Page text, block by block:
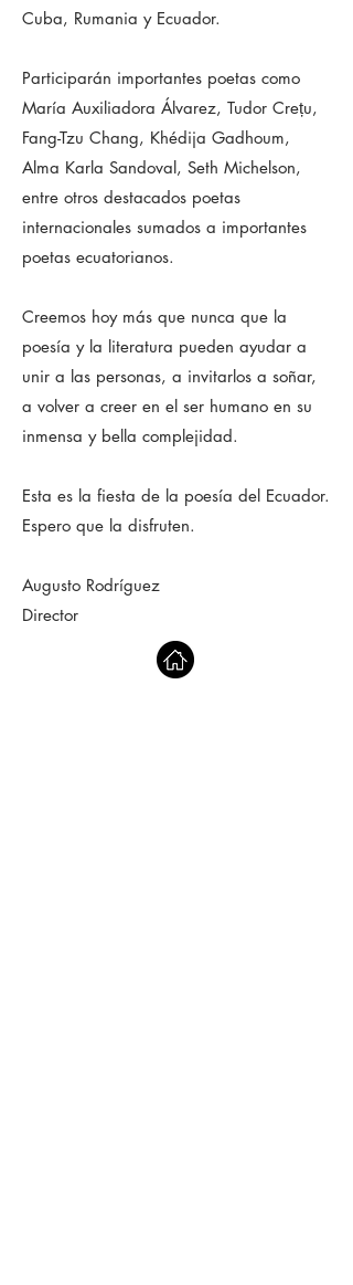
Cuba, Rumania y Ecuador.
Participarán importantes poetas como
María Auxiliadora Álvarez, Tudor Crețu,
Fang-Tzu Chang, Khédija Gadhoum,
Alma Karla Sandoval, Seth Michelson,
entre otros destacados poetas
internacionales sumados a importantes
poetas ecuatorianos.
Creemos hoy más que nunca que la
poesía y la literatura pueden ayudar a
unir a las personas, a invitarlos a soñar,
a volver a creer en el ser humano en su
inmensa y bella complejidad.
Esta es la fiesta de la poesía del Ecuador.
Espero que la disfruten.
Augusto Rodríguez
Director